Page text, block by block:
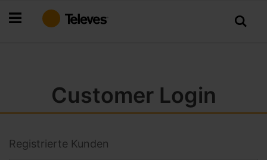
Inhalt
Customer Login
Registrierte Kunden